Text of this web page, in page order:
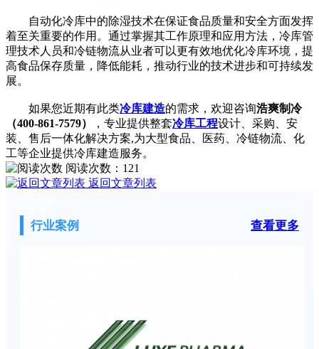
自动化冷库中的除湿技术在保证食品质量和安全方面发挥
着至关重要的作用。通过掌握其工作原理和应用方法，冷库管
理技术人员和冷链物流从业者可以更有效地优化冷库环境，提
高食品保存质量，降低能耗，推动行业的技术进步和可持续发
展。
如果您近期有此类冷库建造的需求，欢迎咨询浩爽制冷
（400-861-7579）
，专业提供整套冷库工程设计、采购、安
装、售后一体化解决方案,为大型食品、医药、冷链物流、化
工等企业提供冷库建造服务。
阅读次数： 121
返回文章列表
行业案例 查看更多